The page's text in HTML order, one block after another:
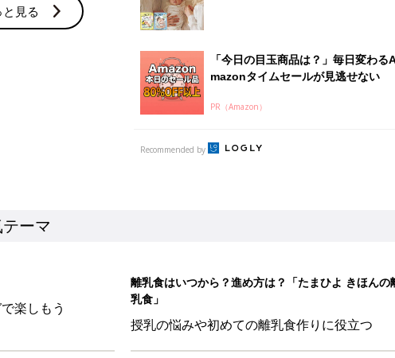
離乳食はいつから？進め方は？「たまひよ きほんの離
授乳の悩みや初めての離乳食作りに役立つ
子育てとお金
妊娠・出産・育児にかかる費用やもらえる補助
金・助成金を解説
摘出手術、そして抗がん剤治療。義眼は7個目。右目摘出から始まった義眼と
腫】